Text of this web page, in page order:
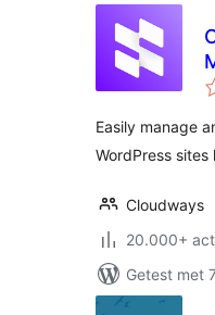
Easily manage
WordPress
Cloudways
20.000+
Getest met